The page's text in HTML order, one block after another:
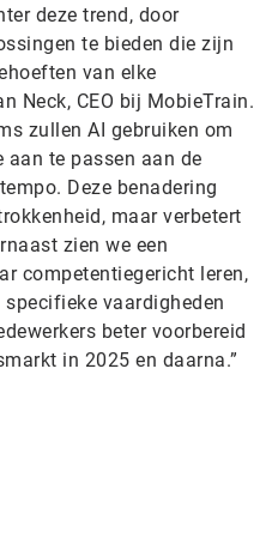
deze trend, door
te bieden die zijn
van elke
Neck, CEO bij MobieTrain.
zullen AI gebruiken om
aan te passen aan de
Deze benadering
maar verbetert
zien we een
competentiegericht leren,
vaardigheden
beter voorbereid
in 2025 en daarna.”